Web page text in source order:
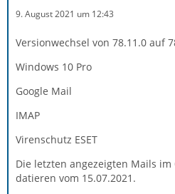
9. August 2021 um 12:43
Versionwechsel von 78.11.0 auf
Windows 10 Pro
Google Mail
IMAP
Virenschutz ESET
Die letzten angezeigten Mails
datieren vom 15.07.2021.